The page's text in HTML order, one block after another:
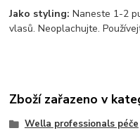
Jako styling: Naneste 1-2
vlasů. Neoplachujte.
Zboží zařazeno v
Wella professionals péče